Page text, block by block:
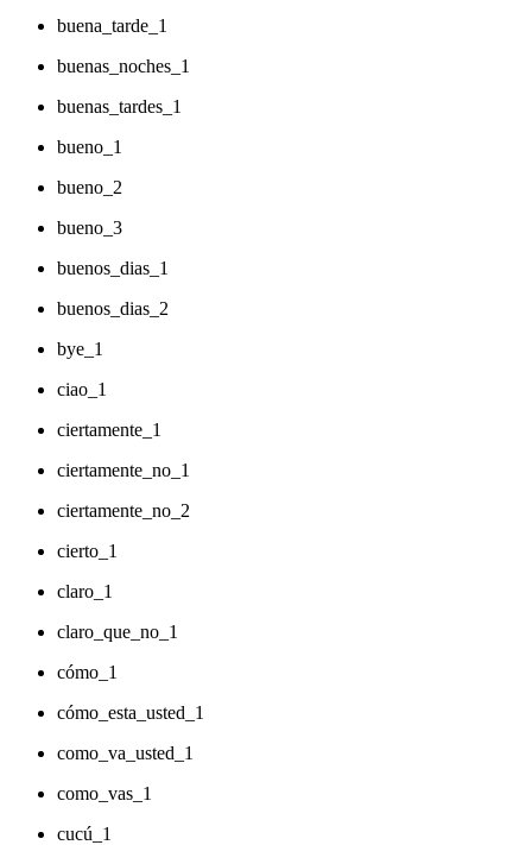
buena_tarde_1
buenas_noches_1
buenas_tardes_1
bueno_1
bueno_2
bueno_3
buenos_dias_1
buenos_dias_2
bye_1
ciao_1
ciertamente_1
ciertamente_no_1
ciertamente_no_2
cierto_1
claro_1
claro_que_no_1
cómo_1
cómo_esta_usted_1
como_va_usted_1
como_vas_1
cucú_1